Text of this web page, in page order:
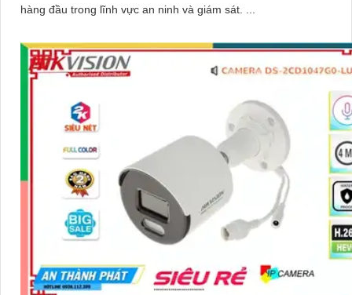
hàng đầu trong lĩnh vực an ninh và giám sát. ...